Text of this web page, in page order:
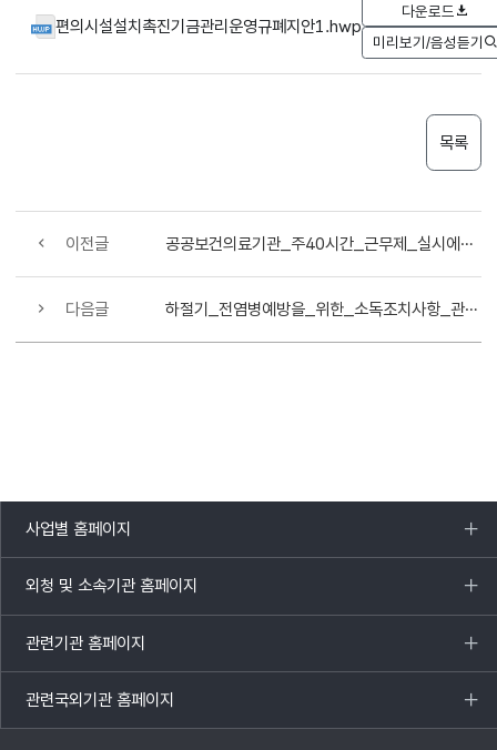
편의시설설치촉진기금관리운영규폐지안1.hwp
다운로드
미리보기/음성듣기
목록
이전글 공공보건의료기관_주40시간_근무제_실시에_따른_토요정상진료체계_유지_통보
다음글 하절기_전염병예방을_위한_소독조치사항_관리감독_철저
사업별 홈페이지
목록
열기
외청 및 소속기관 홈페이지
목록
열기
관련기관 홈페이지
목록
열기
관련국외기관 홈페이지
목록
열기